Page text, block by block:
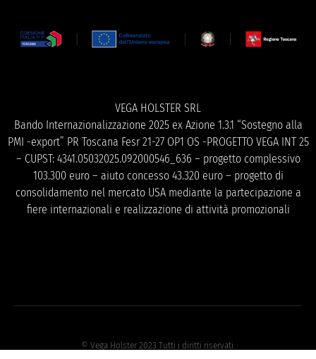
VEGA HOLSTER SRL
Bando Internazionalizzazione 2025 ex Azione 1.3.1 “Sostegno alla
PMI -export” PR Toscana Fesr 21-27 OP1 OS -PROGETTO VEGA INT 25
– CUPST: 4341.05032025.092000546_636 – progetto complessivo
103.300 euro – aiuto concesso 43.320 euro – progetto di
consolidamento nel mercato USA mediante la partecipazione a
fiere internazionali e realizzazione di attività promozionali
© Vega Holster 2023 Tutti i diritti riservati.